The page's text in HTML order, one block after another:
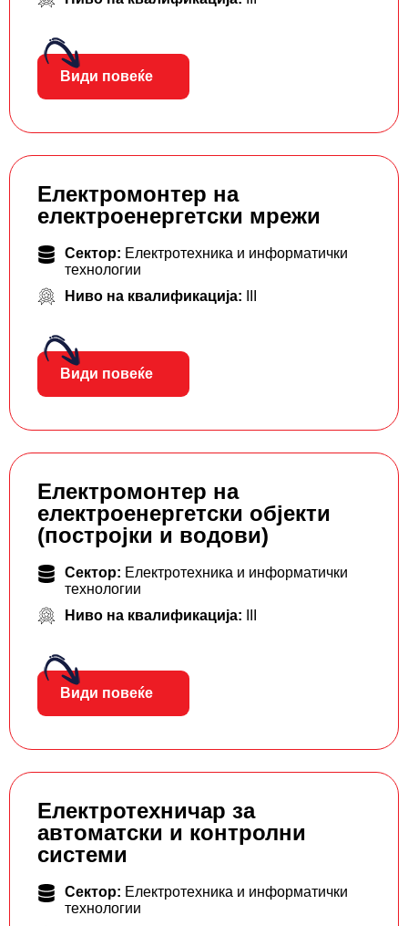
Види повеќе
Електромонтер на
електроенергетски мрежи
Сектор: Електротехника и информатички
технологии
Ниво на квалификација:
Види повеќе
Електромонтер на
електроенергетски објекти
(постројки и водови)
Сектор: Електротехника и информатички
технологии
Ниво на квалификација:
Види повеќе
Електротехничар за
автоматски и контролни
системи
Сектор: Електротехника и информатички
технологии